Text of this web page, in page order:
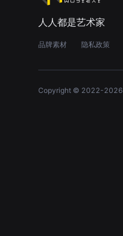
人人都是艺术家
品牌素材 隐私政策
Copyright © 2022-2026